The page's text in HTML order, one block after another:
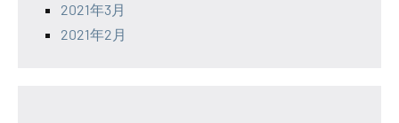
2021年3月
2021年2月